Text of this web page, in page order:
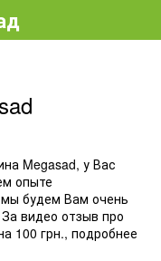
Megasad, у Вас
опыте
будем Вам очень
видео отзыв про
100 грн., подробнее